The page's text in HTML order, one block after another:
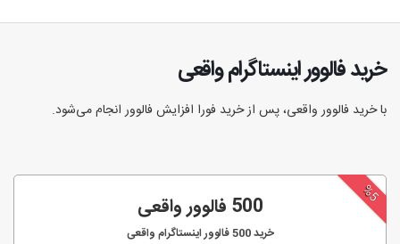
خرید فالوور اینستاگرام واقعی
با خرید فالوور واقعی، پس از خرید فورا افزایش فالوور انجام‌ می‌شود.
%5 500 فالوور واقعی
خرید500فالوور اینستاگرام واقعی